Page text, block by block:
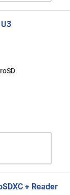
+ Reader